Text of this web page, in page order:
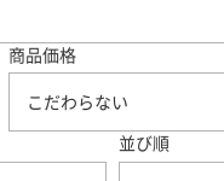
商品価格
こだわらない
並び順